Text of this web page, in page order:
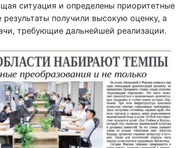
ситуация и определены приоритетные
получили высокую оценку, а
требующие дальнейшей реализации.